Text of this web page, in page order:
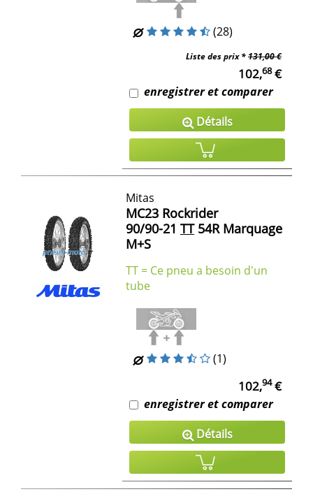
(28)
Liste des prix *131,00 €
102,68€
enregistrer et comparer
Détails
Mitas
MC23 Rockrider
90/90-21 TT54R Marquage
M+S
TT = Ce pneu a besoin d'un
tube
(1)
102,94€
enregistrer et comparer
Détails